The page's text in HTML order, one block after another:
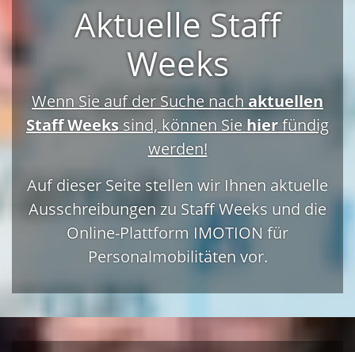
Aktuelle Staff
Weeks
Wenn Sie auf der Suche nachaktuellen
Staff Weeks sind, können Sie hierfündig
werden!
Auf dieser Seite stellen wir Ihnen aktuelle
Ausschreibungen zu Staff Weeks und die
Online-Plattform IMOTION für
Personalmobilitäten vor.